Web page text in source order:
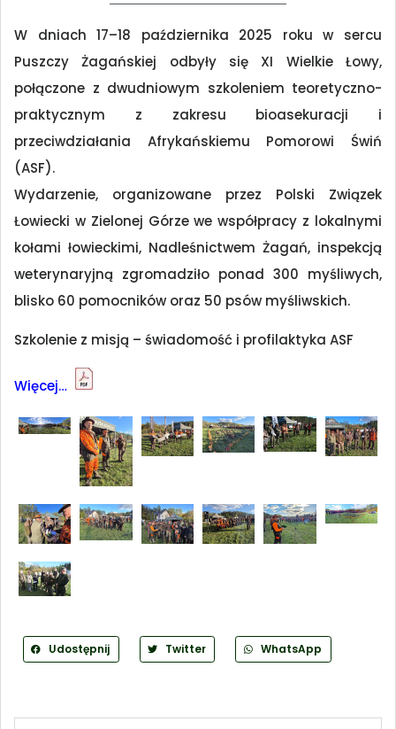
W dniach 17–18 października 2025 roku w sercu
Puszczy Żagańskiej odbyły się XI Wielkie Łowy,
połączone z dwudniowym szkoleniem teoretyczno-
praktycznym z zakresu bioasekuracji i
przeciwdziałania Afrykańskiemu Pomorowi Świń
(ASF).
Wydarzenie, organizowane przez Polski Związek
Łowiecki w Zielonej Górze we współpracy z lokalnymi
kołami łowieckimi, Nadleśnictwem Żagań, inspekcją
weterynaryjną zgromadziło ponad 300 myśliwych,
blisko 60 pomocników oraz 50 psów myśliwskich.
Szkolenie z misją – świadomość i profilaktyka ASF
Więcej…
Udostępnij Twitter WhatsApp